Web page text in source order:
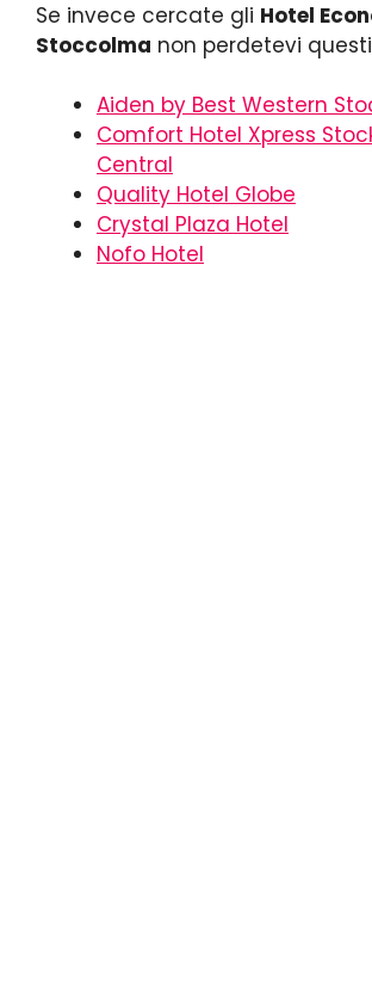
Se invece cercate gli Hotel
Stoccolma non perdetevi
Aiden by Best Western
Comfort Hotel Xpress
Central
Quality Hotel Globe
Crystal Plaza Hotel
Nofo Hotel